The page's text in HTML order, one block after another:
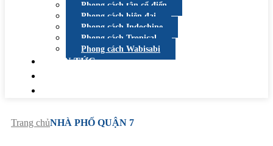
Phong cách tân cổ điển
Phong cách hiện đại
Phong cách Indochine
Phong cách Tropical
Phong cách Wabisabi
TIN TỨC
Trang chủNHÀ PHỐ QUẬN 7